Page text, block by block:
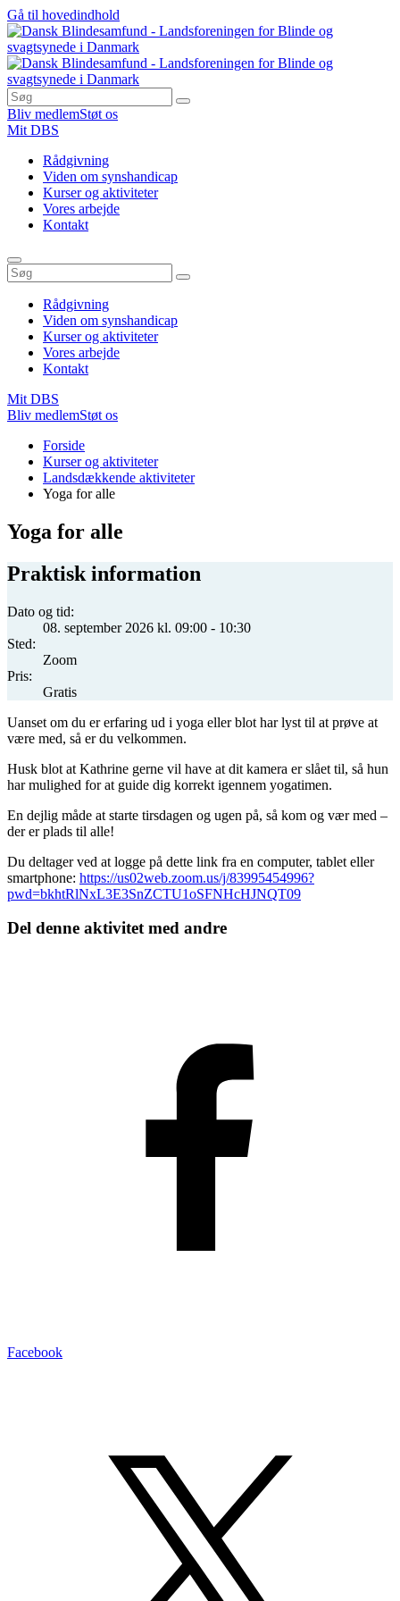
Gå til hovedindhold
Bliv medlemStøt os
Mit DBS
Rådgivning
Viden om synshandicap
Kurser og aktiviteter
Vores arbejde
Kontakt
Rådgivning
Viden om synshandicap
Kurser og aktiviteter
Vores arbejde
Kontakt
Mit DBS
Bliv medlemStøt os
Forside
Kurser og aktiviteter
Landsdækkende aktiviteter
Yoga for alle
Yoga for alle
Praktisk information
Dato og tid:
08. september 2026 kl. 09:00 - 10:30
Sted:
Zoom
Pris:
Gratis
Uanset om du er erfaring ud i yoga eller blot har lyst til at prøve at
være med, så er du velkommen.
Husk blot at Kathrine gerne vil have at dit kamera er slået til, så hun
har mulighed for at guide dig korrekt igennem yogatimen.
En dejlig måde at starte tirsdagen og ugen på, så kom og vær med –
der er plads til alle!
Du deltager ved at logge på dette link fra en computer, tablet eller
smartphone: https://us02web.zoom.us/j/83995454996?
pwd=bkhtRlNxL3E3SnZCTU1oSFNHcHJNQT09
Del denne aktivitet med andre
Facebook